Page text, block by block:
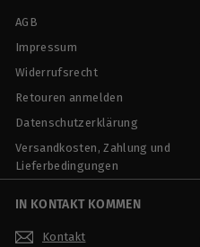
AGB
Impressum
Widerrufsrecht
Retouren anmelden
Datenschutzerklärung
Versandkosten, Zahlung und
Lieferbedingungen
IN KONTAKT KOMMEN
Kontakt